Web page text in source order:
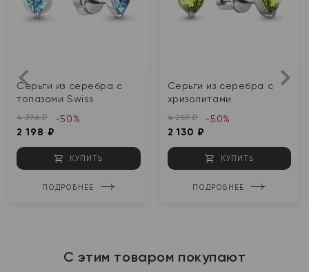
Серьги из серебра с
топазами Swiss
4 396 ₽
2 198 ₽
-50%
КУПИТЬ
ПОДРОБНЕЕ
Серьги из серебра с
хризолитами
4 259 ₽
2 130 ₽
-50%
КУПИТЬ
ПОДРОБНЕЕ
С этим товаром покупают